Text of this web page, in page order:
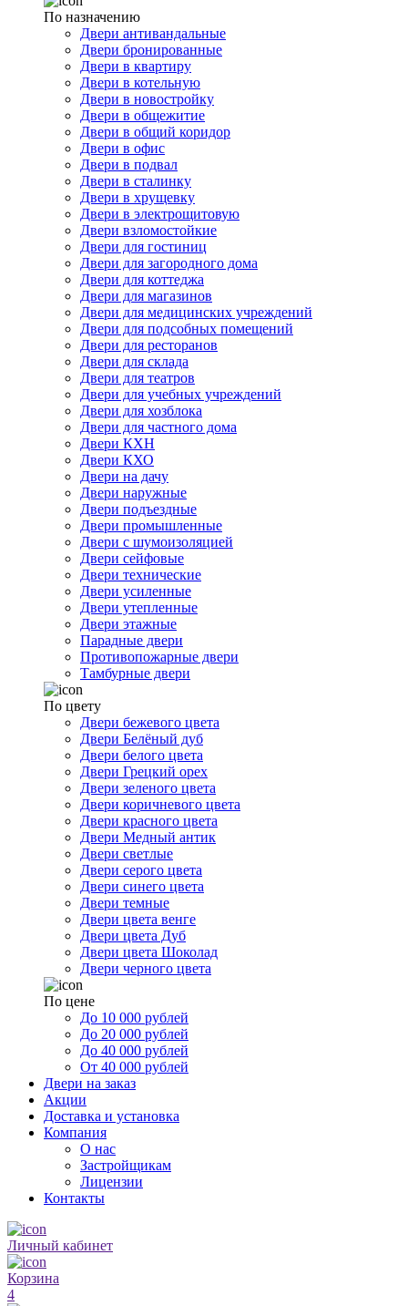
По назначению
Двери антивандальные
Двери бронированные
Двери в квартиру
Двери в котельную
Двери в новостройку
Двери в общежитие
Двери в общий коридор
Двери в офис
Двери в подвал
Двери в сталинку
Двери в хрущевку
Двери в электрощитовую
Двери взломостойкие
Двери для гостиниц
Двери для загородного дома
Двери для коттеджа
Двери для магазинов
Двери для медицинских учреждений
Двери для подсобных помещений
Двери для ресторанов
Двери для склада
Двери для театров
Двери для учебных учреждений
Двери для хозблока
Двери для частного дома
Двери КХН
Двери КХО
Двери на дачу
Двери наружные
Двери подъездные
Двери промышленные
Двери с шумоизоляцией
Двери сейфовые
Двери технические
Двери усиленные
Двери утепленные
Двери этажные
Парадные двери
Противопожарные двери
Тамбурные двери
По цвету
Двери бежевого цвета
Двери Белёный дуб
Двери белого цвета
Двери Грецкий орех
Двери зеленого цвета
Двери коричневого цвета
Двери красного цвета
Двери Медный антик
Двери светлые
Двери серого цвета
Двери синего цвета
Двери темные
Двери цвета венге
Двери цвета Дуб
Двери цвета Шоколад
Двери черного цвета
По цене
До 10 000 рублей
До 20 000 рублей
До 40 000 рублей
От 40 000 рублей
Двери на заказ
Акции
Доставка и установка
Компания
О нас
Застройщикам
Лицензии
Контакты
Личный кабинет
Корзина
4